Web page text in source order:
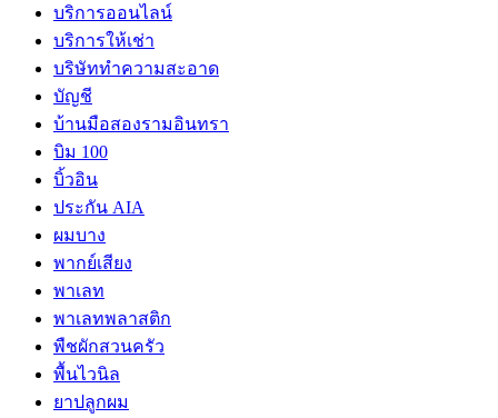
บริการออนไลน์
บริการให้เช่า
บริษัททำความสะอาด
บัญชี
บ้านมือสองรามอินทรา
บิม 100
บิ้วอิน
ประกัน AIA
ผมบาง
พากย์เสียง
พาเลท
พาเลทพลาสติก
พืชผักสวนครัว
พื้นไวนิล
ยาปลูกผม